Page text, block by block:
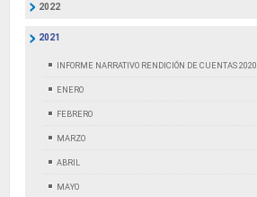
2022
2021
INFORME NARRATIVO RENDICIÓN DE CUENTAS 2020
ENERO
FEBRERO
MARZO
ABRIL
MAYO